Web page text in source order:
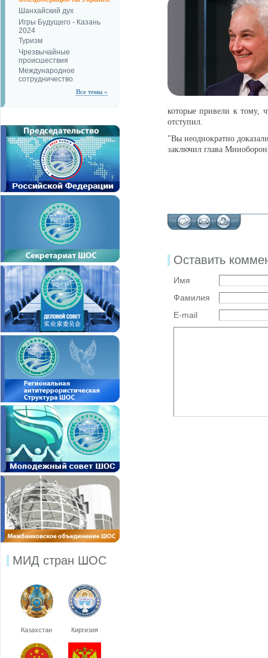
Шанхайский дух
Игры Будущего - Казань
2024
Туризм
Чрезвычайные
происшествия
Международное
сотрудничество
Все темы »
МИД стран ШОС
Казахстан Киргизия
которые привели к тому,
отступил.
"Вы неоднократно
заключил глава
Оставить
Имя
Фамилия
E-mail